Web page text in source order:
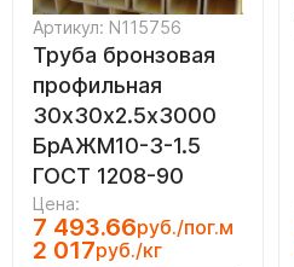
Артикул: N115756
Труба бронзовая
профильная
30х30х2.5х3000
БрАЖМ10-3-1.5
ГОСТ 1208-90
Цена:
7 493.66руб./пог.м
2 017руб./кг